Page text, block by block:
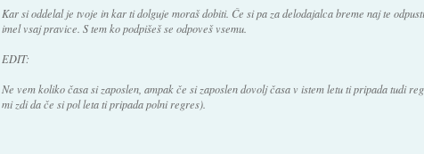
Kar si oddelal je tvoje in kar ti dolguje moraš dobiti. Če si pa za delodajalca breme naj te
imel vsaj pravice. S tem ko podpišeš se odpoveš vsemu.
EDIT:
Ne vem koliko časa si zaposlen, ampak če si zaposlen dovolj časa v istem letu ti pripada tudi
mi zdi da če si pol leta ti pripada polni regres).